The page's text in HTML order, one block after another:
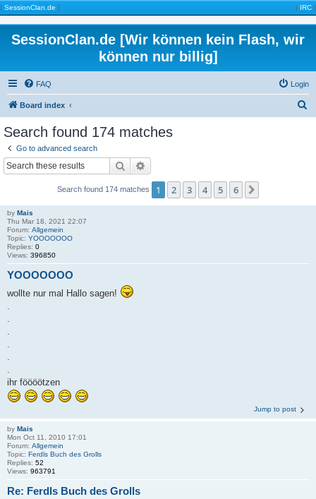
| SessionClan.de | | IRC |
SessionClan.de [Wir können kein Flash, wir
können nur billig]
FAQ Login
Board index
Search found 174 matches
Go to advanced search
Search
Search found 174 matches 1 2 3 4 5 6
by Mais
Thu Mar 18, 2021 22:07
Forum: Allgemein
Topic: YOOOOOOO
Replies: 0
Views: 396850
YOOOOOOO
wollte nur mal Hallo sagen!
.
.
.
.
.
.
ihr föööötzen
Jump to post
by Mais
Mon Oct 11, 2010 17:01
Forum: Allgemein
Topic: Ferdls Buch des Grolls
Replies: 52
Views: 963791
Re: Ferdls Buch des Grolls